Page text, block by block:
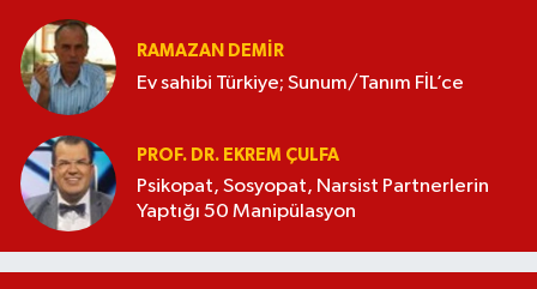
RAMAZAN DEMİR
Ev sahibi Türkiye; Sunum/Tanım FİL’ce
PROF. DR. EKREM ÇULFA
Psikopat, Sosyopat, Narsist Partnerlerin
Yaptığı 50 Manipülasyon